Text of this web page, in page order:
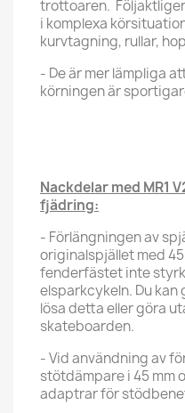
trottoaren.
i komplexa
kurvtagning, rullar,
- De är mer lämpliga
körningen är
Nackdelar med MR1
fjädring:
- Förlängningen av
originalspjället med
fenderfästet inte
elsparkcykeln. Du
lösa detta eller göra
skateboarden.
- Vid användning av
stötdämpare i 45 mm
adaptrar för